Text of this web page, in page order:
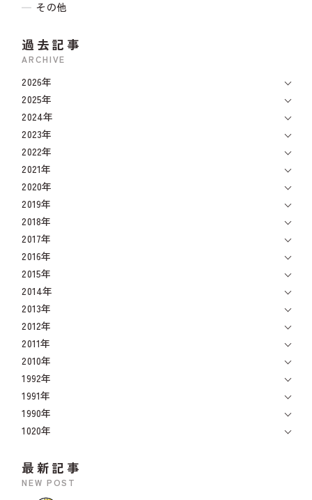
その他
過去記事
ARCHIVE
2026年
2025年
2024年
2023年
2022年
2021年
2020年
2019年
2018年
2017年
2016年
2015年
2014年
2013年
2012年
2011年
2010年
1992年
1991年
1990年
1020年
最新記事
NEW POST